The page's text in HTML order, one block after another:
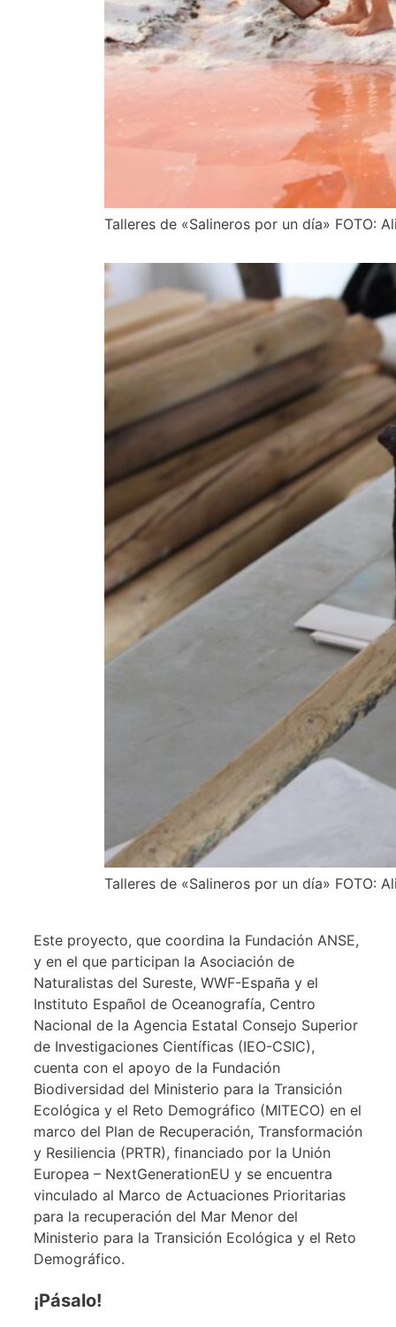
Talleres de «Salineros por un día» FOTO:
Talleres de «Salineros por un día» FOTO:
Este proyecto, que coordina la Fundación ANSE,
y en el que participan la Asociación de
Naturalistas del Sureste, WWF-España y el
Instituto Español de Oceanografía, Centro
Nacional de la Agencia Estatal Consejo Superior
de Investigaciones Científicas (IEO-CSIC),
cuenta con el apoyo de la Fundación
Biodiversidad del Ministerio para la Transición
Ecológica y el Reto Demográfico (MITECO) en el
marco del Plan de Recuperación, Transformación
y Resiliencia (PRTR), financiado por la Unión
Europea – NextGenerationEU y se encuentra
vinculado al Marco de Actuaciones Prioritarias
para la recuperación del Mar Menor del
Ministerio para la Transición Ecológica y el Reto
Demográfico.
¡Pásalo!